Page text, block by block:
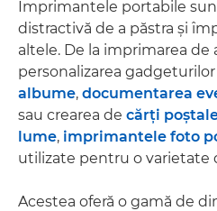
Imprimantele portabile
distractivă de a păstra şi
altele. De la imprimarea
personalizarea gadgeturilor
albume, documentarea
sau crearea de cărţi
lume, imprimantele foto
utilizate pentru o varietate
Acestea oferă o gamă de